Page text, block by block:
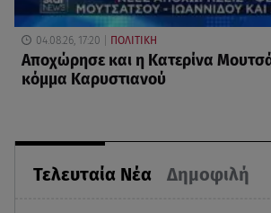
Τελευταία Νέα Δημοφιλή
04.08.26, 17:20 ΠΟΛΙΤΙΚΗ
Αποχώρησε και η Κατερίνα
κόμμα Καρυστιανού